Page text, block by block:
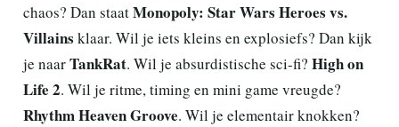
chaos? Dan staatMonopoly: Star Wars Heroes vs.
Villains klaar. Wil je iets kleins en explosiefs? Dan kijk
je naarTankRat. Wil je absurdistische sci-fi? High on
Life 2. Wil je ritme, timing en mini game vreugde?
Rhythm Heaven Groove. Wil je elementair knokken?